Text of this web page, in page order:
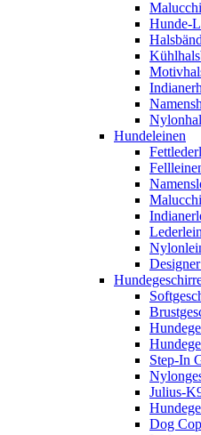
Hunde-
Hundeleinen
Step-In
Julius-
Dog